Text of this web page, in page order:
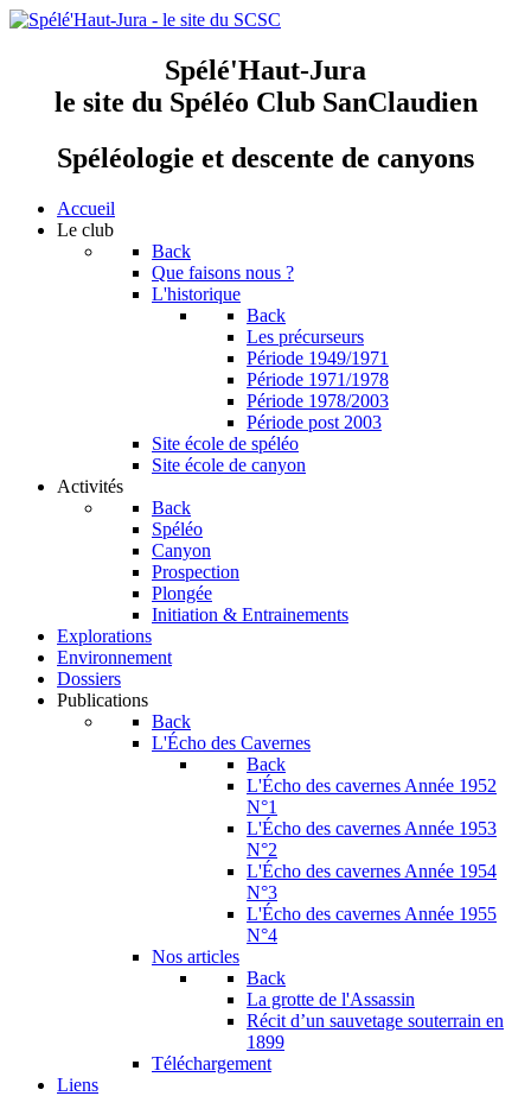
Spélé'Haut-Jura
le site du Spéléo Club SanClaudien
Spéléologie et descente de canyons
Accueil
Le club
Back
Que faisons nous ?
L'historique
Back
Les précurseurs
Période 1949/1971
Période 1971/1978
Période 1978/2003
Période post 2003
Site école de spéléo
Site école de canyon
Activités
Back
Spéléo
Canyon
Prospection
Plongée
Initiation & Entrainements
Explorations
Environnement
Dossiers
Publications
Back
L'Écho des Cavernes
Back
L'Écho des cavernes Année 1952
N°1
L'Écho des cavernes Année 1953
N°2
L'Écho des cavernes Année 1954
N°3
L'Écho des cavernes Année 1955
N°4
Nos articles
Back
La grotte de l'Assassin
Récit d’un sauvetage souterrain en
1899
Téléchargement
Liens